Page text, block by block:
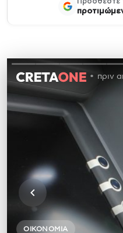
πριν
ΟΙΚΟΝΟΜΊΑ